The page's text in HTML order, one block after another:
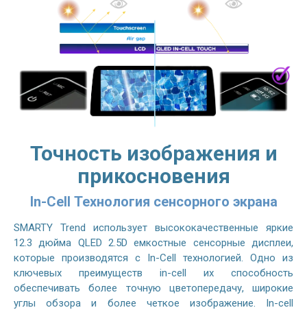
Точность изображения и
прикосновения
In-Cell Технология сенсорного экрана
SMARTY Trend использует высококачественные яркие
12.3 дюйма QLED 2.5D емкостные сенсорные дисплеи,
которые производятся с In-Cell технологией. Одно из
ключевых преимуществ in-cell их способность
обеспечивать более точную цветопередачу, широкие
углы обзора и более четкое изображение. In-cell